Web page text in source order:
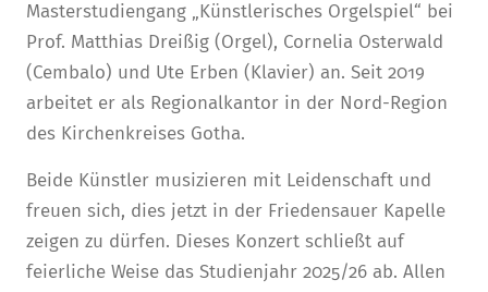
Masterstudiengang „Künstlerisches Orgelspiel“ bei
Prof. Matthias Dreißig (Orgel), Cornelia Osterwald
(Cembalo) und Ute Erben (Klavier) an. Seit 2019
arbeitet er als Regionalkantor in der Nord-Region
des Kirchenkreises Gotha.
Beide Künstler musizieren mit Leidenschaft und
freuen sich, dies jetzt in der Friedensauer Kapelle
zeigen zu dürfen. Dieses Konzert schließt auf
feierliche Weise das Studienjahr 2025/26 ab. Allen